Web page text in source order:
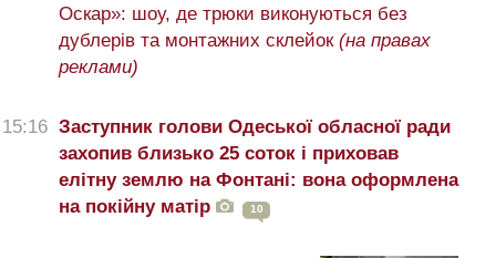
Оскар»: шоу, де трюки виконуються без
дублерів та монтажних склейок (на правах
реклами)
15:16 Заступник голови Одеської обласної ради
захопив близько 25 соток і приховав
елітну землю на Фонтані: вона оформлена
на покійну матір
10